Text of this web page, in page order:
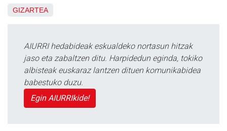
GIZARTEA
AIURRI hedabideak eskualdeko nortasun hitzak
jaso eta zabaltzen ditu. Harpidedun eginda, tokiko
albisteak euskaraz lantzen dituen komunikabidea
babestuko duzu.
Egin AIURRIkide!